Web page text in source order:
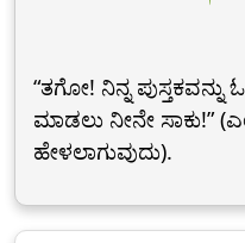
“ತಗೋ! ನಿನ್ನ ಪುಸ್ತಕವನ್ನು
ಮಾಡಲು ನೀನೇ ಸಾಕು!”
ಹೇಳಲಾಗುವುದು).